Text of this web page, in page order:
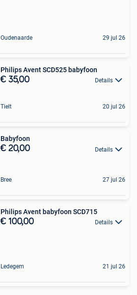
Oudenaarde 29 jul 26
Philips Avent SCD525 babyfoon
€ 35,00 Details
Tielt 20 jul 26
Babyfoon
€ 20,00 Details
Bree 27 jul 26
Philips Avent babyfoon SCD715
€ 100,00 Details
Ledegem 21 jul 26